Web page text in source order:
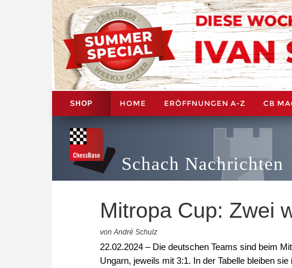
SHOP HOME ERÖFFNUNGEN A-Z CB
Schach Nachrichten
Mitropa Cup: Zwei
von André Schulz
22.02.2024 – Die deutschen Teams sind beim
Ungarn, jeweils mit 3:1. In der Tabelle bleiben